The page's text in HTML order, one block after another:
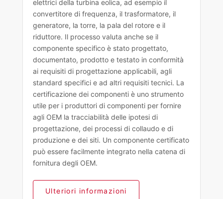
elettrici della turbina eolica, ad esempio il
convertitore di frequenza, il trasformatore, il
generatore, la torre, la pala del rotore e il
riduttore. Il processo valuta anche se il
componente specifico è stato progettato,
documentato, prodotto e testato in conformità
ai requisiti di progettazione applicabili, agli
standard specifici e ad altri requisiti tecnici. La
certificazione dei componenti è uno strumento
utile per i produttori di componenti per fornire
agli OEM la tracciabilità delle ipotesi di
progettazione, dei processi di collaudo e di
produzione e dei siti. Un componente certificato
può essere facilmente integrato nella catena di
fornitura degli OEM.
Ulteriori informazioni